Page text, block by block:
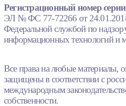
Регистрационный номер серии
ЭЛ № ФС 77-72266 от
Федеральной службой по
информационных технологий и
Все права на любые материалы,
защищены в соответствии с
международным
собственности.